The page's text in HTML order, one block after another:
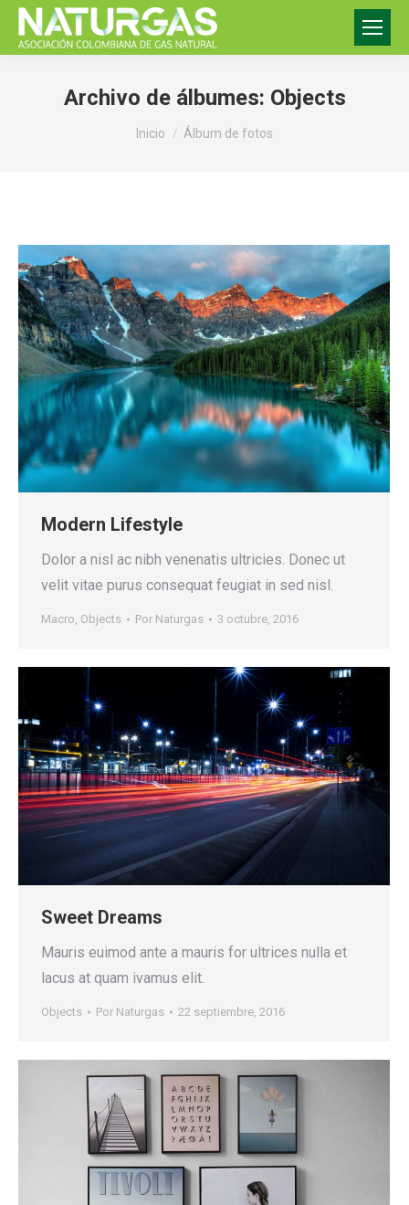
Archivo de álbumes: Objects
Estás aquí:
Inicio Álbum de fotos
Modern Lifestyle
Dolor a nisl ac nibh venenatis ultricies. Donec ut
velit vitae purus consequat feugiat in sed nisl.
Macro, Objects Por Naturgas 3 octubre, 2016
Sweet Dreams
Mauris euimod ante a mauris for ultrices nulla et
lacus at quam ivamus elit.
Objects Por Naturgas 22 septiembre, 2016